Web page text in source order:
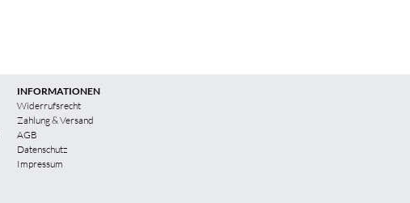
INFORMATIONEN
Widerrufsrecht
Zahlung & Versand
AGB
Datenschutz
Impressum